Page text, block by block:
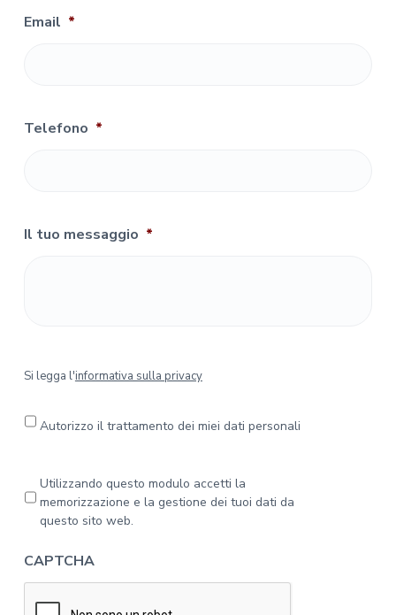
Email *
Telefono *
Il tuo messaggio *
S
e
l
f
o
Si legga l'informativa sulla privacy
Autorizzo il trattamento dei miei dati personali
r
c
y
*
Utilizzando questo modulo accetti la
memorizzazione e la gestione dei tuoi dati da
questo sito web.
CAPTCHA